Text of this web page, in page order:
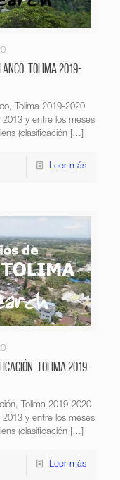
Tolima 2019-
Tolima 2019-2020
y entre los meses
(clasificación […]
Leer más
Tolima 2019-
Tolima 2019-2020
y entre los meses
(clasificación […]
Leer más